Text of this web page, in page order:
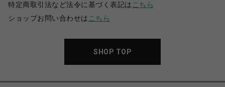
特定商取引法など法令に基づく表記は こちら
ショップお問い合わせは こちら
SHOP TOP